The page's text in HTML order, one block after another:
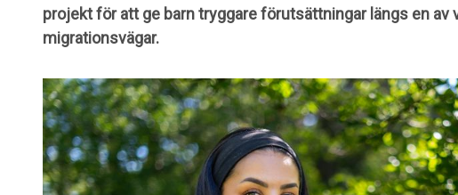
projekt för att ge barn tryggare förutsättningar längs en av
migrationsvägar.